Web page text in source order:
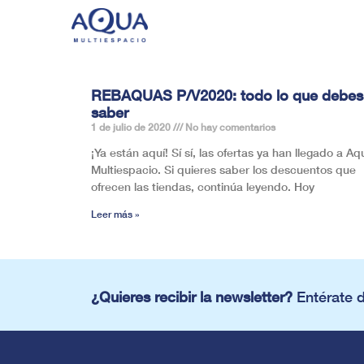
REBAQUAS P/V2020: todo lo que debes
saber
1 de julio de 2020 No hay comentarios
¡Ya están aquí! Sí sí, las ofertas ya han llegado a
Multiespacio. Si quieres saber los descuentos que
ofrecen las tiendas, continúa leyendo. Hoy
Leer más »
¿Quieres recibir la newsletter? Entérate